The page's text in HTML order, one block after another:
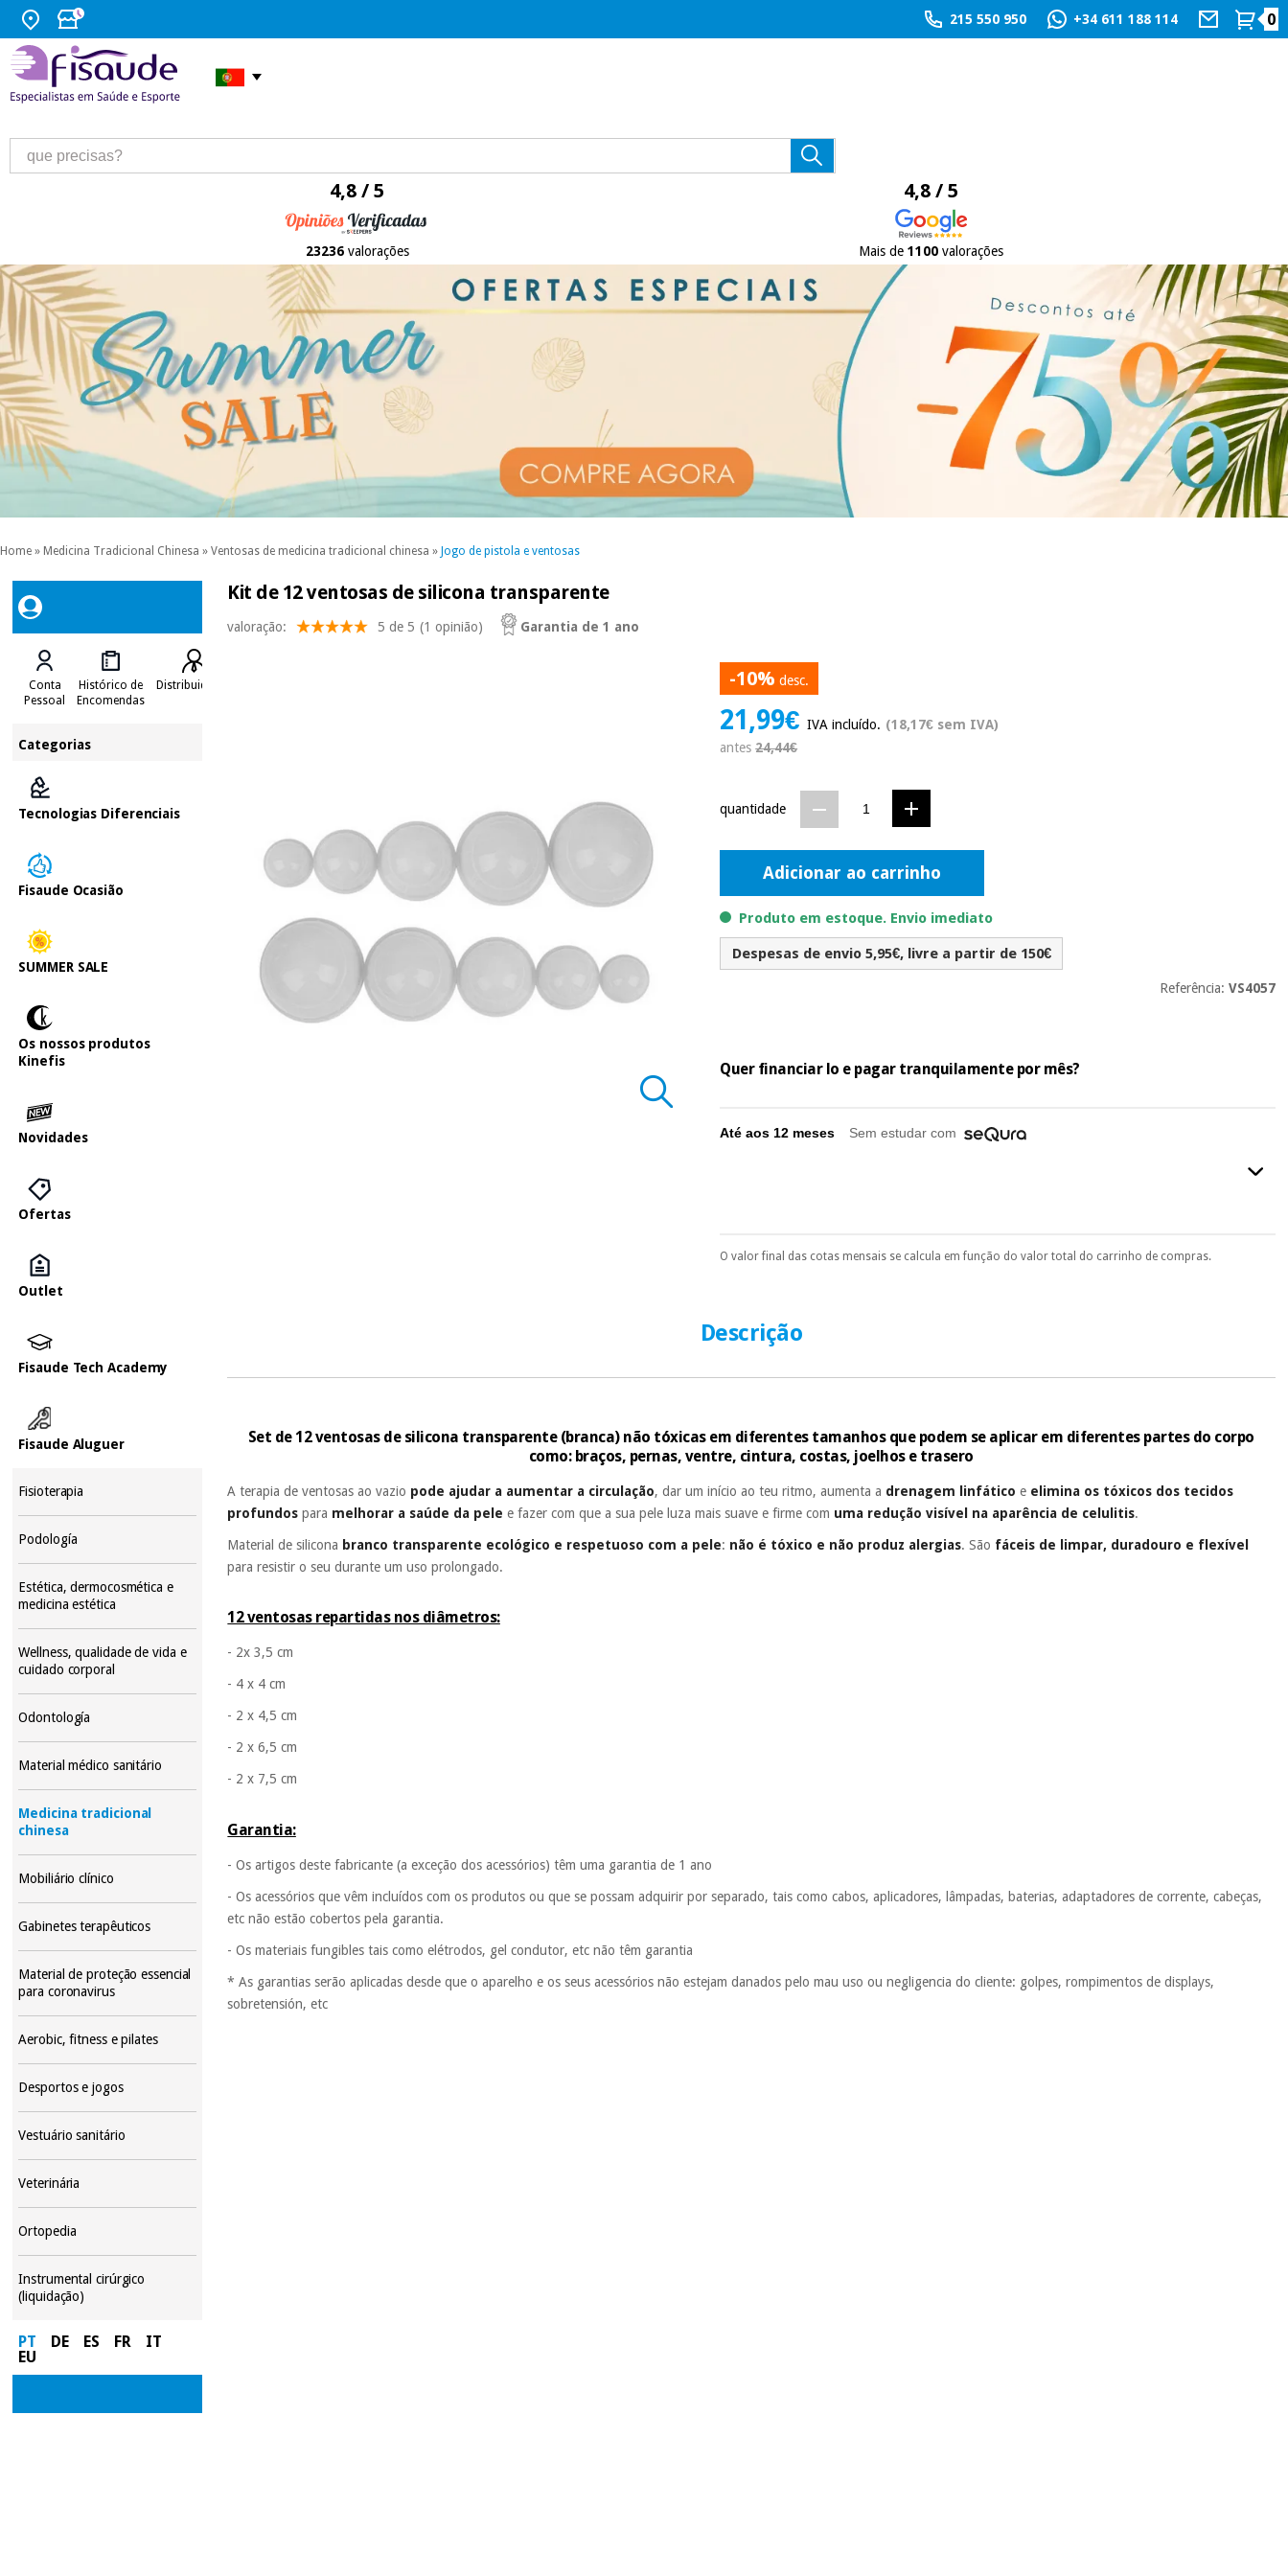
215 550 950 +34 611 188 114 0
4,8 / 5
23236valorações
4,8 / 5
Mais de 1100valorações
Home » Medicina Tradicional Chinesa » Ventosas de medicina tradicional chinesa » Jogo de pistola e ventosas
Conta
Pessoal
Histórico de
Encomendas
Distribuidores
Categorias
Tecnologias Diferenciais
Fisaude Ocasião
SUMMER SALE
Os nossos produtos
Kinefis
Novidades
Ofertas
Outlet
Fisaude Tech Academy
Fisaude Aluguer
Fisioterapia
Podología
Estética, dermocosmética e
medicina estética
Wellness, qualidade de vida e
cuidado corporal
Odontología
Material médico sanitário
Medicina tradicional
chinesa
Mobiliário clínico
Gabinetes terapêuticos
Material de proteção essencial
para coronavirus
Aerobic, fitness e pilates
Desportos e jogos
Vestuário sanitário
Veterinária
Ortopedia
Instrumental cirúrgico
(liquidação)
PT DE ES FR
IT
EU
Kit de 12 ventosas de silicona transparente
valoração: 5 de 5 (1 opinião) Garantia de 1 ano
-10% desc.
21,99€IVA incluído. (18,17€ sem IVA)
antes24,44€
quantidade
Adicionar ao carrinho
Produto em estoque. Envio imediato
Despesas de envio 5,95€, livre a partir de 150€
Referência: VS4057
Quer financiar lo e pagar tranquilamente por mês?
Até aos 12 meses Sem estudar com
Pode escolhê-lo no final do processo de compra, ao escolher o método de pagamento.
É gratuito para si
prestações serão cobradas no mesmo dia de cada mês.
Os seus dados protegidos.Não vendemos os seus dados a terceiros nem o
O valor final das cotas mensais se calcula em função do valor total do carrinho de compras.
Descrição
Set de 12 ventosas de silicona transparente (branca) não tóxicas em diferentes tamanhos que podem se aplicar em diferentes partes do corpo
como: braços, pernas, ventre, cintura, costas, joelhos e trasero
A terapia de ventosas ao vazio pode ajudar a aumentar a circulação, dar um início ao teu ritmo, aumenta a drenagem linfático e elimina os tóxicos dos tecidos
profundos para melhorar a saúde da pele e fazer com que a sua pele luza mais suave e firme com uma redução visível na aparência de celulitis.
Material de silicona branco transparente ecológico e respetuoso com a pele: não é tóxico e não produz alergias. São fáceis de limpar, duradouro e flexível
para resistir o seu durante um uso prolongado.
12 ventosas repartidas nos diâmetros:
- 2x 3,5 cm
- 4 x 4 cm
- 2 x 4,5 cm
- 2 x 6,5 cm
- 2 x 7,5 cm
Garantia:
- Os artigos deste fabricante (a exceção dos acessórios) têm uma garantia de 1 ano
- Os acessórios que vêm incluídos com os produtos ou que se possam adquirir por separado, tais como cabos, aplicadores, lâmpadas, baterias, adaptadores de corrente, cabeças,
etc não estão cobertos pela garantia.
- Os materiais fungibles tais como elétrodos, gel condutor, etc não têm garantia
* As garantias serão aplicadas desde que o aparelho e os seus acessórios não estejam danados pelo mau uso ou negligencia do cliente: golpes, rompimentos de displays,
sobretensión, etc